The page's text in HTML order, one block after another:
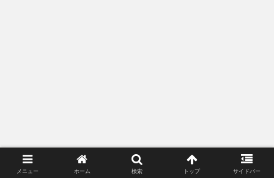
メニュー ホーム 検索 トップ サイドバー